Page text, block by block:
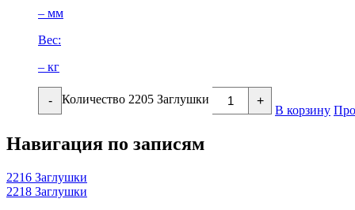
– мм
Вес:
– кг
- Количество 2205 Заглушки +
В корзину
Навигация по записям
2216 Заглушки
2218 Заглушки